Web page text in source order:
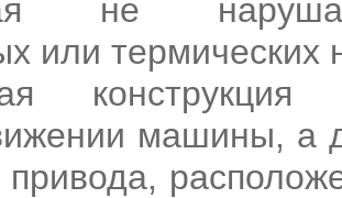
не
или термических
машины, а
привода,